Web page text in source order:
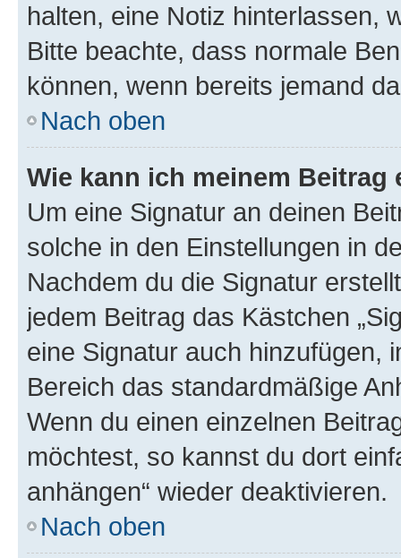
halten, eine Notiz hinterlassen,
Bitte beachte, dass normale
können, wenn bereits jemand
Nach oben
Wie kann ich meinem
Um eine Signatur an deinen
solche in den Einstellungen in
Nachdem du die Signatur
jedem Beitrag das Kästchen
eine Signatur auch hinzufügen,
Bereich das standardmäßige
Wenn du einen einzelnen
möchtest, so kannst du dort
anhängen“ wieder deaktivieren.
Nach oben